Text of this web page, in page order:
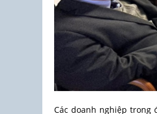
Các doanh nghiệp